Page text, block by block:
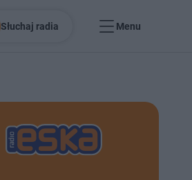
Słuchaj radia Menu